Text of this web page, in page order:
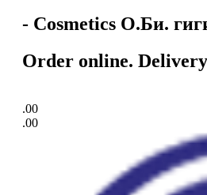
- Cosmetics О.Би.
Order online.
.00
.00